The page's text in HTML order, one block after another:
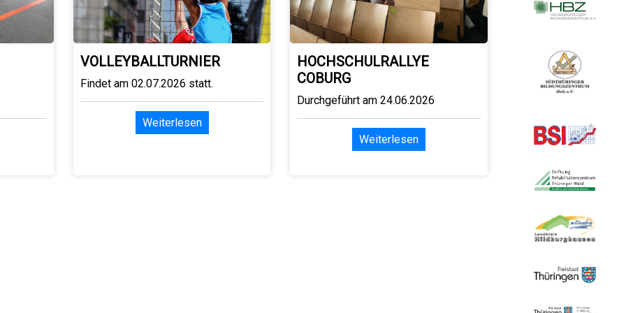
VOLLEYBALLTURNIER
Findet am 02.07.2026 statt.
Weiterlesen
HOCHSCHULRALLYE
COBURG
Durchgeführt am 24.06.2026
Weiterlesen